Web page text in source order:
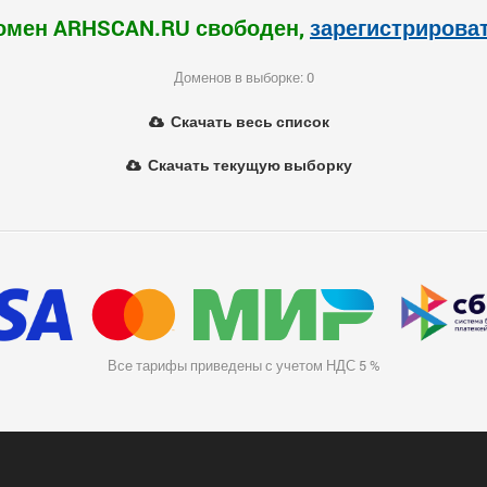
ARHSCAN.RU свободен,
Доменов в выборке: 0
Скачать весь список
Скачать текущую выборку
Все тарифы приведены с учетом НДС 5 %